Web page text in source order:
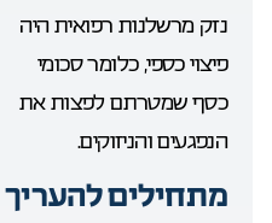
נזק מרשלנות רפואית היה
פיצוי כספי, כלומר סכומי
כסף שמטרתם לפצות את
הנפגעים והניזוקים.
מתחילים להעריך